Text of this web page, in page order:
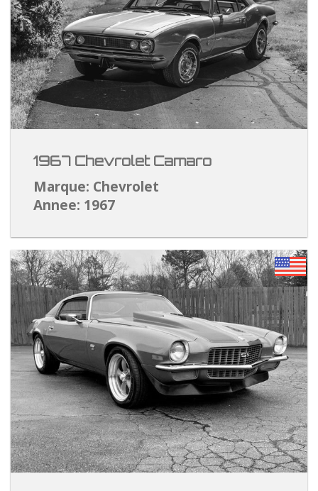
1967 Chevrolet Camaro
Marque: Chevrolet
Annee: 1967